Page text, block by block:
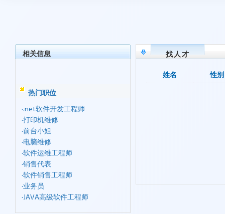
相关信息
热门职位
·.net软件开发工程师
·打印机维修
·前台小姐
·电脑维修
·软件运维工程师
·销售代表
·软件销售工程师
·业务员
·JAVA高级软件工程师
找人才
姓名 性别